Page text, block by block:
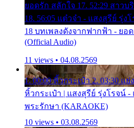
ยอดรัก สลักใจ 17. 52:29 สาว
18. 56:05 แต๋วจ๋า - แสงสุรีย์ รุ่ง
18 บทเพลงดังจากฟากฟ้า - ยอ
(Official Audio)
11 views • 04.08.2569
1. 00:00 หิ้วกระเป๋า 2. 03:30 แย่
หิ้วกระเป๋า | แสงสุรีย์ รุ่งโรจน์ -
พระรักษา (KARAOKE)
10 views • 03.08.2569